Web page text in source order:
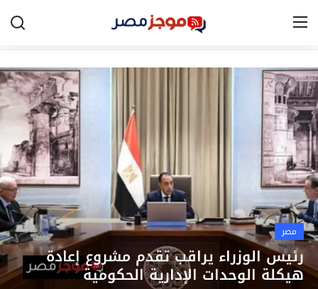
الرئيسية
مصر
الخليج
العالم
الرياضة
اقتصاد
تكنولوجيا
مصر
رئيس الوزراء يراقب تقدم مشروع إعادة
هيكلة الوحدات الإدارية الحكومية